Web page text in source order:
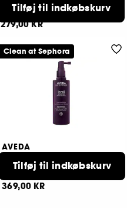
Thickening Rich
Conditioner
279,00 KR
Tilføj til indkøbskurv
AVEDA
Exfoliating Shampoo
369,00 KR
Tilføj til indkøbskurv
Clean at Sephora